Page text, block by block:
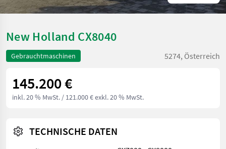
New Holland CX8040
Gebrauchtmaschinen 5274, Österreich
145.200 €
inkl. 20 % MwSt. / 121.000 € exkl. 20 % MwSt.
TECHNISCHE DATEN